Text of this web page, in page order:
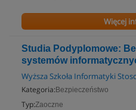
Więcej
Studia Podyplomowe:
systemów
Wyższa Szkoła Informatyki
Kategoria: Bezpieczeństwo
Typ:Zaoczne